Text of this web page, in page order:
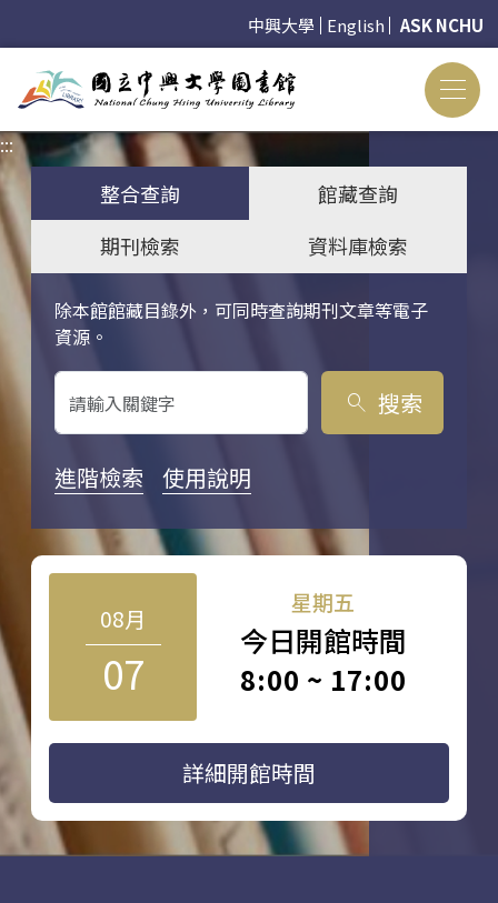
中興大學 English ASK NCHU
:::
整合查詢
館藏查詢
期刊檢索
資料庫檢索
除本館館藏目錄外，可同時查詢期刊文章等電子
資源。
關鍵字搜尋
search 搜索
進階檢索 使用說明
08月
07
星期五
今日開館時間
8:00 ~ 17:00
詳細開館時間